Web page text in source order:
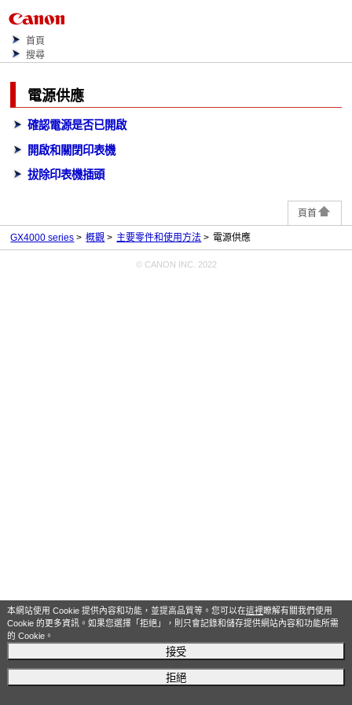
本網站使用 Cookie 提供內容和功能，並提高品質等。您可以在這裡瞭解有關我們使用
Cookie 的更多資訊。如果您選擇「拒絕」，則只會記錄和儲存提供網站內容和功能所需
的 Cookie。
接受
拒絕
首頁
搜尋
電源供應
確認電源是否已開啟
開啟和關閉印表機
拔除印表機插頭
頁首
GX4000 series 概觀 主要零件和使用方法 電源供應
© CANON INC. 2022